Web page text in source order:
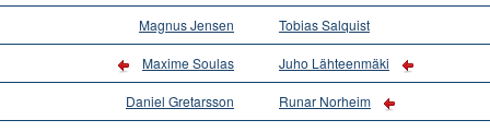
Magnus Jensen Tobias Salquist
Maxime Soulas Juho Lähteenmäki
Daniel Gretarsson Runar Norheim